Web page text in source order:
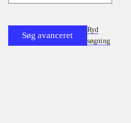
Søg avanceret
Ryd
søgning